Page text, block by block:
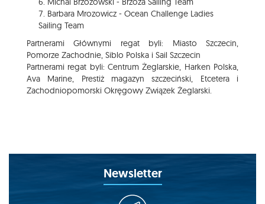
Barbara Mrozowicz - Ocean Challenge Ladies
Sailing Team
Partnerami Głównymi regat byli: Miasto Szczecin,
Pomorze Zachodnie, Siblo Polska i Sail Szczecin
Partnerami regat byli: Centrum Żeglarskie, Harken Polska,
Ava Marine, Prestiż magazyn szczeciński, Etcetera i
Zachodniopomorski Okręgowy Związek Żeglarski.
Newsletter